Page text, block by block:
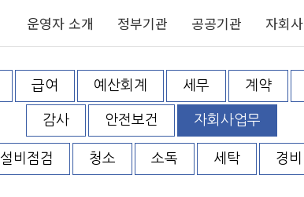
운영자 소개 정부기관 공공기관 자회사
급여 예산회계 세무 계약
감사 안전보건 자회사업무
설비점검 청소 소독 세탁 경비